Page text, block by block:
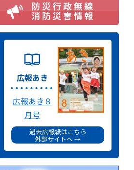
広報あき
広報あき８
月号
過去広報紙はこちら
外部サイトへ →